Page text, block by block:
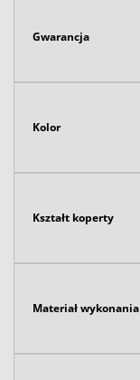
Gwarancja
Kolor
Kształt koperty
Materiał wykonania